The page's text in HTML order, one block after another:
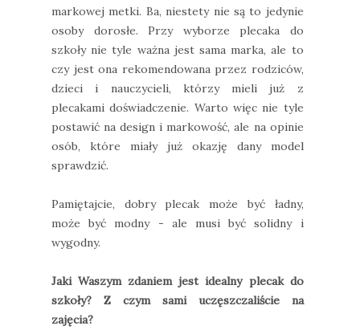
markowej metki. Ba, niestety nie są to jedynie
osoby dorosłe. Przy wyborze plecaka do
szkoły nie tyle ważna jest sama marka, ale to
czy jest ona rekomendowana przez rodziców,
dzieci i nauczycieli, którzy mieli już z
plecakami doświadczenie. Warto więc nie tyle
postawić na design i markowość, ale na opinie
osób, które miały już okazję dany model
sprawdzić.
Pamiętajcie, dobry plecak może być ładny,
może być modny - ale musi być solidny i
wygodny.
Jaki Waszym zdaniem jest idealny plecak do
szkoły? Z czym sami uczęszczaliście na
zajęcia?